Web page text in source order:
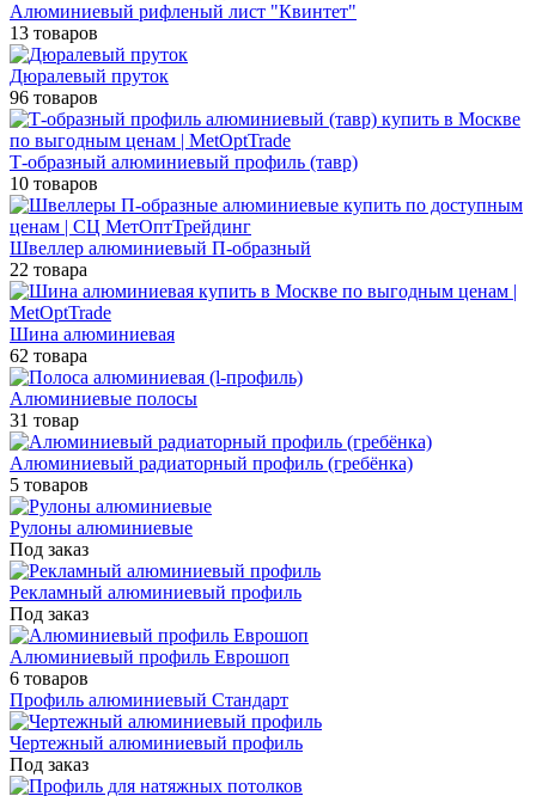
Алюминиевый рифленый лист "Квинтет"
13 товаров
Дюралевый пруток
96 товаров
Т-образный алюминиевый профиль (тавр)
10 товаров
Швеллер алюминиевый П-образный
22 товара
Шина алюминиевая
62 товара
Алюминиевые полосы
31 товар
Алюминиевый радиаторный профиль (гребёнка)
5 товаров
Рулоны алюминиевые
Под заказ
Рекламный алюминиевый профиль
Под заказ
Алюминиевый профиль Еврошоп
6 товаров
Профиль алюминиевый Стандарт
Чертежный алюминиевый профиль
Под заказ